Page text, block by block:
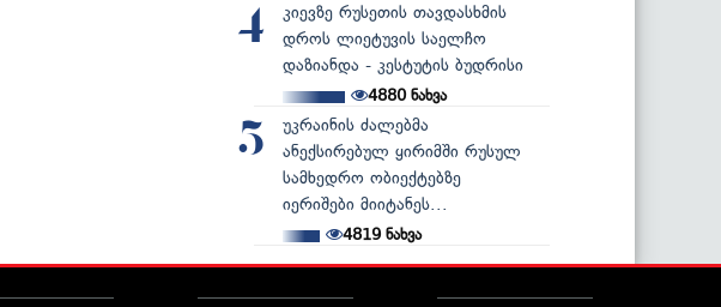
4
კიევზე რუსეთის თავდასხმის
დროს ლიეტუვის საელჩო
დაზიანდა - კესტუტის ბუდრისი
4880ნახვა
5
უკრაინის ძალებმა
ანექსირებულ ყირიმში რუსულ
სამხედრო ობიექტებზე
იერიშები მიიტანეს...
4819 ნახვა